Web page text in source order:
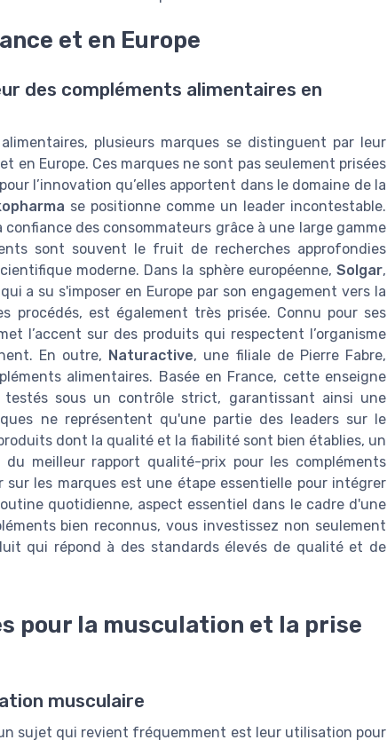
et en Europe
des compléments alimentaires en
plusieurs marques se distinguent par leur
Europe. Ces marques ne sont pas seulement prisées
l’innovation qu’elles apportent dans le domaine de la
se positionne comme un leader incontestable.
des consommateurs grâce à une large gamme
sont souvent le fruit de recherches approfondies
moderne. Dans la sphère européenne, Solgar,
a su s'imposer en Europe par son engagement vers la
procédés, est également très prisée. Connu pour ses
l’accent sur des produits qui respectent l’organisme
En outre, Naturactive, une filiale de Pierre Fabre,
alimentaires. Basée en France, cette enseigne
sous un contrôle strict, garantissant ainsi une
ne représentent qu'une partie des leaders sur le
dont la qualité et la fiabilité sont bien établies, un
meilleur rapport qualité-prix pour les compléments
sur les marques est une étape essentielle pour intégrer
quotidienne, aspect essentiel dans le cadre d'une
bien reconnus, vous investissez non seulement
qui répond à des standards élevés de qualité et de
pour la musculation et la prise
musculaire
sujet qui revient fréquemment est leur utilisation pour